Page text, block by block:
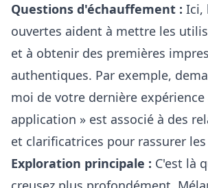
Questions d'échauffement : Ici,
ouvertes aident à mettre les
et à obtenir des premières
authentiques. Par exemple,
moi de votre dernière
application » est associé à des
et clarificatrices pour rassurer
Exploration principale : C'est là